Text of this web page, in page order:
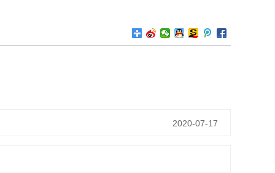
2020-07-17